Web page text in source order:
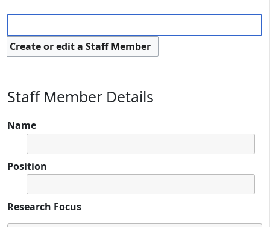
Create or edit a Staff Member
Staff Member Details
Name
Position
Research Focus